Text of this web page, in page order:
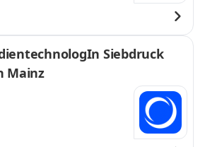
Siebdruck
Mainz